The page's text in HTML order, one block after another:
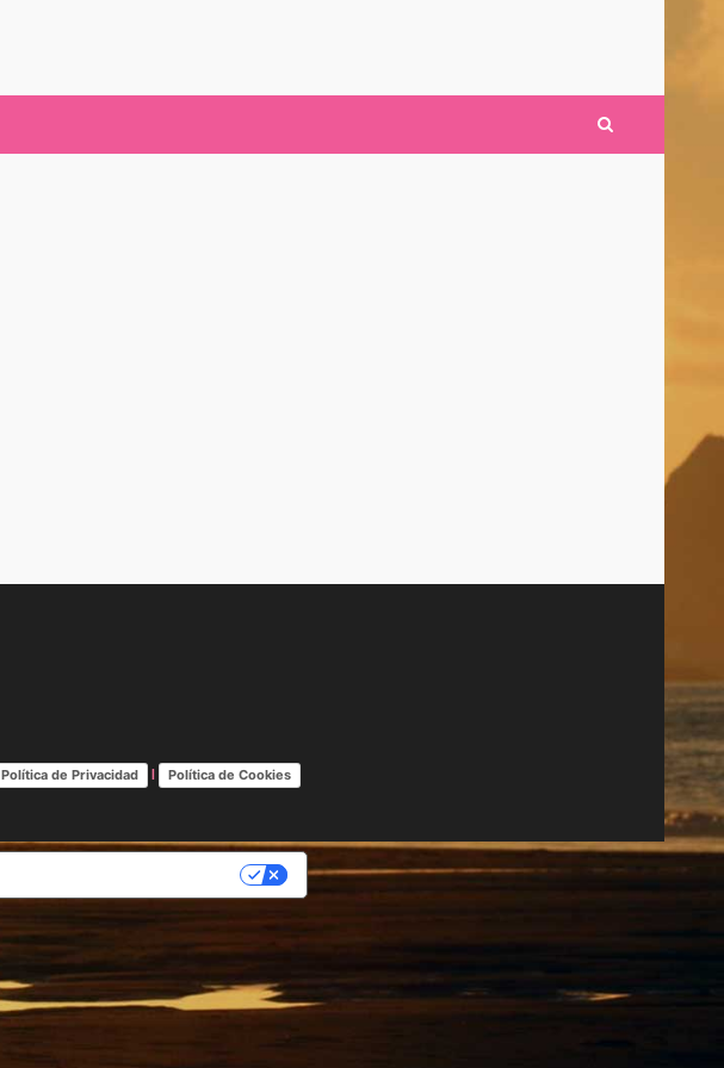
Política de Privacidad | Política de Cookies